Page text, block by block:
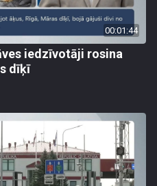
00:01:44
iedzīvotāji rosina
dīķī